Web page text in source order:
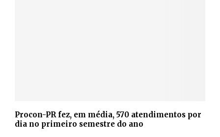
Procon-PR fez, em média, 570 atendimentos por
dia no primeiro semestre do ano